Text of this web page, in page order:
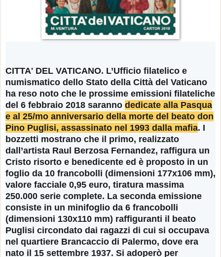
CITTA' DEL VATICANO. L’Ufficio filatelico e
numismatico dello Stato della Città del Vaticano
ha reso noto che le prossime emissioni filateliche
del 6 febbraio 2018 saranno dedicate alla Pasqua
e al 25/mo anniversario della morte del beato don
Pino Puglisi, assassinato nel 1993 dalla mafia. I
bozzetti mostrano che il primo, realizzato
dall’artista Raul Berzosa Fernandez, raffigura un
Cristo risorto e benedicente ed è proposto in un
foglio da 10 francobolli (dimensioni 177x106 mm),
valore facciale 0,95 euro, tiratura massima
250.000 serie complete. La seconda emissione
consiste in un minifoglio da 6 francobolli
(dimensioni 130x110 mm) raffiguranti il beato
Puglisi circondato dai ragazzi di cui si occupava
nel quartiere Brancaccio di Palermo, dove era
nato il 15 settembre 1937. Si adoperò per